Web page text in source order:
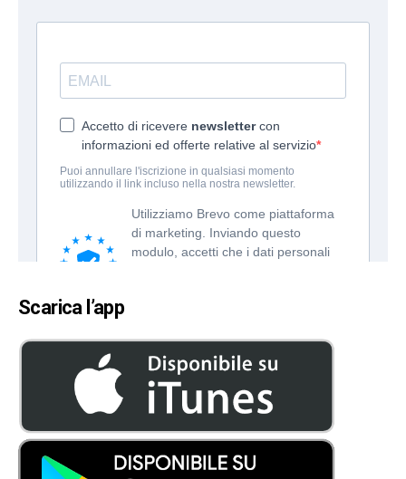
Scarica l’app